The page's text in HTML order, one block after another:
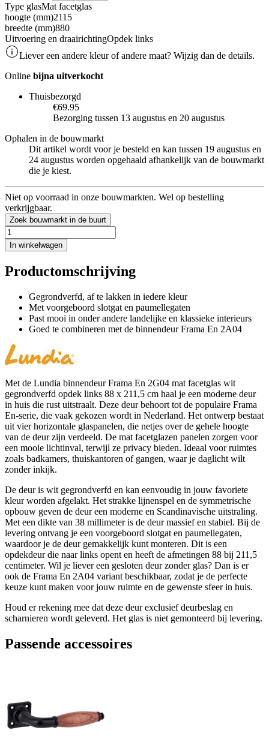
Type glasMat facetglas
hoogte (mm)2115
breedte (mm)880
Uitvoering en draairichtingOpdek links
Liever een andere kleur of andere maat? Wijzig dan de details.
Online bijna uitverkocht
Thuisbezorgd
€69.95
Bezorging tussen 13 augustus en 20 augustus
Ophalen in de bouwmarkt
Dit artikel wordt voor je besteld en kan tussen 19 augustus en
24 augustus worden opgehaald afhankelijk van de bouwmarkt
die je kiest.
Niet op voorraad in onze bouwmarkten. Wel op bestelling
verkrijgbaar.
Zoek bouwmarkt in de buurt
In winkelwagen
Productomschrijving
Gegrondverfd, af te lakken in iedere kleur
Met voorgeboord slotgat en paumellegaten
Past mooi in onder andere landelijke en klassieke interieurs
Goed te combineren met de binnendeur Frama En 2A04
Met de Lundia binnendeur Frama En 2G04 mat facetglas wit
gegrondverfd opdek links 88 x 211,5 cm haal je een moderne deur
in huis die rust uitstraalt. Deze deur behoort tot de populaire Frama
En-serie, die vaak gekozen wordt in Nederland. Het ontwerp bestaat
uit vier horizontale glaspanelen, die netjes over de gehele hoogte
van de deur zijn verdeeld. De mat facetglazen panelen zorgen voor
een mooie lichtinval, terwijl ze privacy bieden. Ideaal voor ruimtes
zoals badkamers, thuiskantoren of gangen, waar je daglicht wilt
zonder inkijk.
De deur is wit gegrondverfd en kan eenvoudig in jouw favoriete
kleur worden afgelakt. Het strakke lijnenspel en de symmetrische
opbouw geven de deur een moderne en Scandinavische uitstraling.
Met een dikte van 38 millimeter is de deur massief en stabiel. Bij de
levering ontvang je een voorgeboord slotgat en paumellegaten,
waardoor je de deur gemakkelijk kunt monteren. Dit is een
opdekdeur die naar links opent en heeft de afmetingen 88 bij 211,5
centimeter. Wil je liever een gesloten deur zonder glas? Dan is er
ook de Frama En 2A04 variant beschikbaar, zodat je de perfecte
keuze kunt maken voor jouw ruimte en de gewenste sfeer in huis.
Houd er rekening mee dat deze deur exclusief deurbeslag en
scharnieren wordt geleverd. Het glas is niet gemonteerd bij levering.
Passende accessoires